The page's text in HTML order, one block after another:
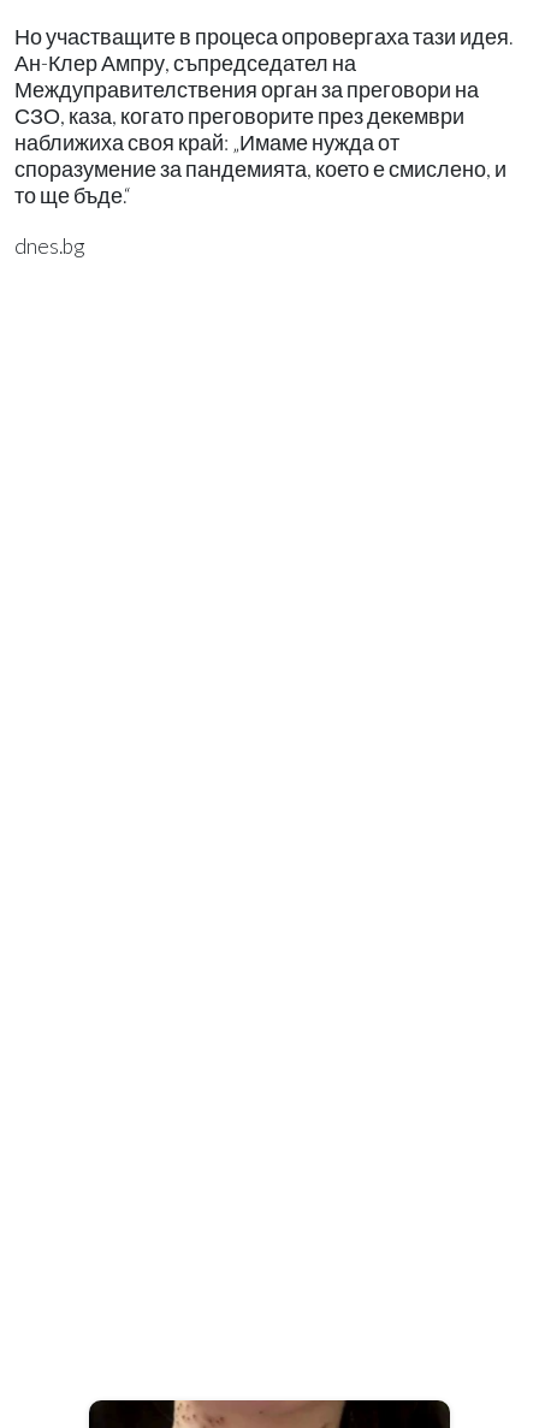
Но участващите в процеса опровергаха тази идея.
Ан-Клер Ампру, съпредседател на
Междуправителствения орган за преговори на
СЗО, каза, когато преговорите през декември
наближиха своя край: „Имаме нужда от
споразумение за пандемията, което е смислено, и
то ще бъде.“
dnes.bg